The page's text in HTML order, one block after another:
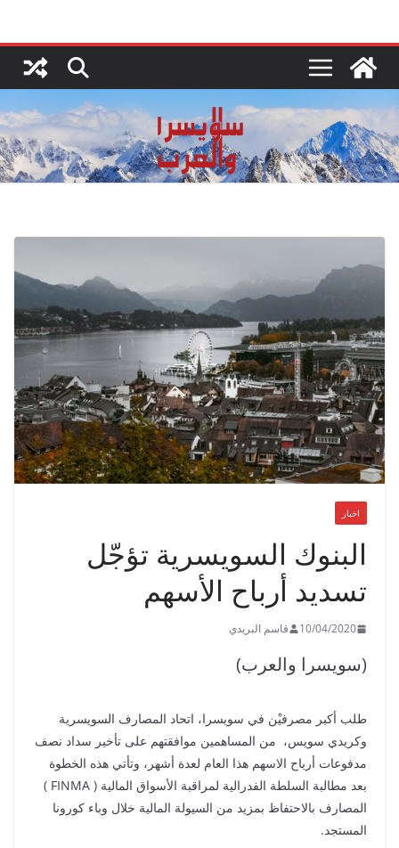
content
اخبار
البنوك السويسرية تؤجّل
تسديد أرباح الأسهم
10/04/2020 قاسم البريدي
(سويسرا والعرب)
طلب أكبر مصرفيْن في سويسرا، اتحاد المصارف السويسرية
وكريدي سويس، من المساهمين موافقتهم على تأخير سداد نصف
مدفوعات أرباح الاسهم هذا العام لعدة أشهر، وتأتي هذه الخطوة
بعد مطالبة السلطة الفدرالية لمراقبة الأسواق المالية ( FINMA )
المصارف بالاحتفاظ بمزيد من السيولة المالية خلال وباء كورونا
المستجد.